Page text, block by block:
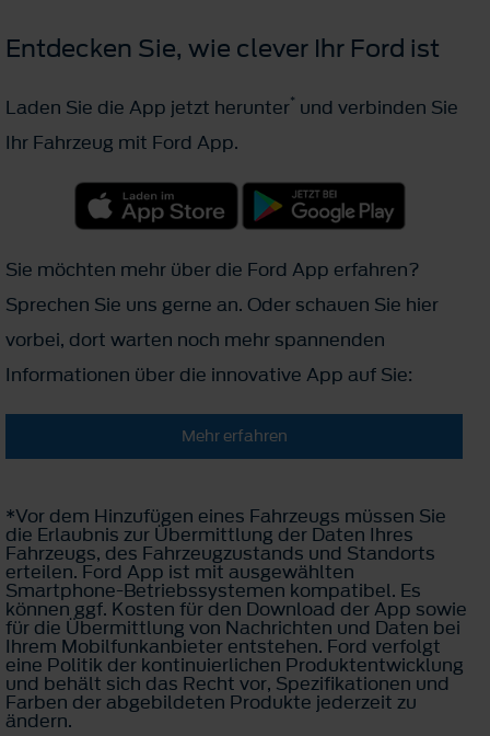
Entdecken Sie, wie clever Ihr Ford ist
Laden Sie die App jetzt herunter* und verbinden Sie
Ihr Fahrzeug mit Ford App.
Sie möchten mehr über die Ford App erfahren?
Sprechen Sie uns gerne an. Oder schauen Sie hier
vorbei, dort warten noch mehr spannenden
Informationen über die innovative App auf Sie:
Mehr erfahren
*Vor dem Hinzufügen eines Fahrzeugs müssen Sie
die Erlaubnis zur Übermittlung der Daten Ihres
Fahrzeugs, des Fahrzeugzustands und Standorts
erteilen. Ford App ist mit ausgewählten
Smartphone-Betriebssystemen kompatibel. Es
können ggf. Kosten für den Download der App sowie
für die Übermittlung von Nachrichten und Daten bei
Ihrem Mobilfunkanbieter entstehen. Ford verfolgt
eine Politik der kontinuierlichen Produktentwicklung
und behält sich das Recht vor, Spezifikationen und
Farben der abgebildeten Produkte jederzeit zu
ändern.